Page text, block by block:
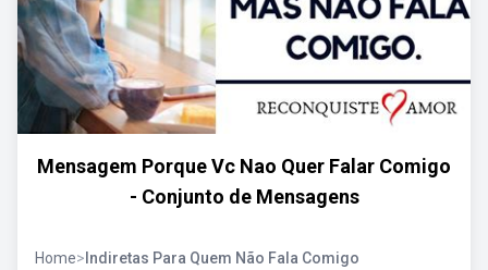
Mensagem Porque Vc Nao Quer Falar Comigo
- Conjunto de Mensagens
Home> Indiretas Para Quem Não Fala Comigo